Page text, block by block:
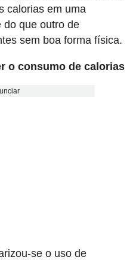
calorias em uma
do que outro de
sem boa forma física.
o consumo de calorias
se o uso de